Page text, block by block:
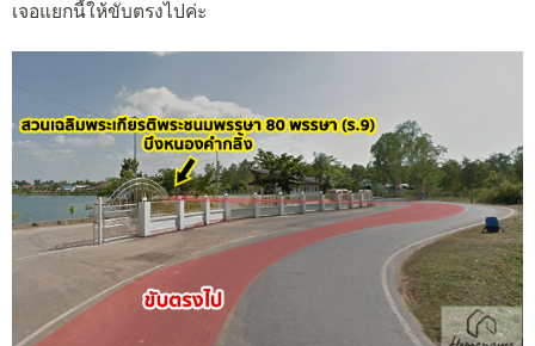
เจอแยกนี้ให้ขับตรงไปค่ะ